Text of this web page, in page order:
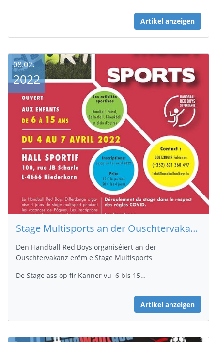
Artikel anzeigen
Stage Multisports an der Ouschtervakanz vun der Red Boys
Den Handball Red Boys organiséiert an der
Ouschtervakanz erëm e Stage Multisports
De Stage ass op fir Kanner vu 6 bis 15…
Artikel anzeigen
08.02.
2022